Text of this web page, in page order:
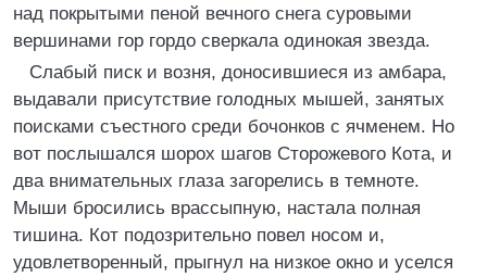
над покрытыми пеной вечного снега суровыми
вершинами гор гордо сверкала одинокая звезда.
Слабый писк и возня, доносившиеся из амбара,
выдавали присутствие голодных мышей, занятых
поисками съестного среди бочонков с ячменем. Но
вот послышался шорох шагов Сторожевого Кота, и
два внимательных глаза загорелись в темноте.
Мыши бросились врассыпную, настала полная
тишина. Кот подозрительно повел носом и,
удовлетворенный, прыгнул на низкое окно и уселся